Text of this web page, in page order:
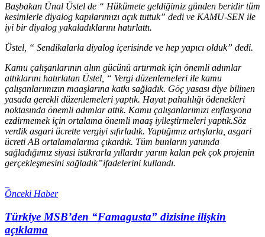
Başbakan Ünal Üstel de “ Hükümete geldiğimiz günden beridir tüm
kesimlerle diyalog kapılarımızı açık tuttuk” dedi ve KAMU-SEN ile
iyi bir diyalog yakaladıklarını hatırlattı.
Üstel, “ Sendikalarla diyalog içerisinde ve hep yapıcı olduk” dedi.
Kamu çalışanlarının alım gücünü artırmak için önemli adımlar
attıklarını hatırlatan Üstel, “ Vergi düzenlemeleri ile kamu
çalışanlarımızın maaşlarına katkı sağladık. Göç yasası diye bilinen
yasada gerekli düzenlemeleri yaptık. Hayat pahalılığı ödenekleri
noktasında önemli adımlar attık. Kamu çalışanlarımızı enflasyona
ezdirmemek için ortalama önemli maaş iyileştirmeleri yaptık.Söz
verdik asgari ücrette vergiyi sıfırladık. Yaptığımız artışlarla, asgari
ücreti AB ortalamalarına çıkardık. Tüm bunların yanında
sağladığımız siyasi istikrarla yıllardır yarım kalan pek çok projenin
gerçekleşmesini sağladık”ifadelerini kullandı.
Önceki Haber
Türkiye MSB’den “Famagusta” dizisine ilişkin
açıklama